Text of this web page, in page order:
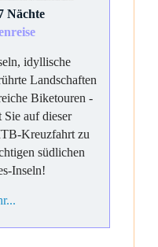
Nächte
idyllische
Landschaften
Biketouren -
Sie auf dieser
Kreuzfahrt zu
südlichen
Inseln!